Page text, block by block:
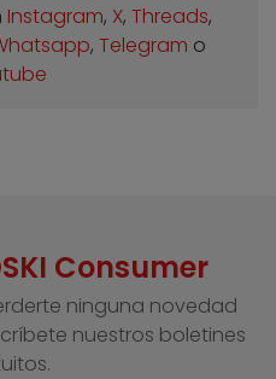
Instagram, X, Threads,
, Telegram o
Consumer
ninguna novedad
nuestros boletines